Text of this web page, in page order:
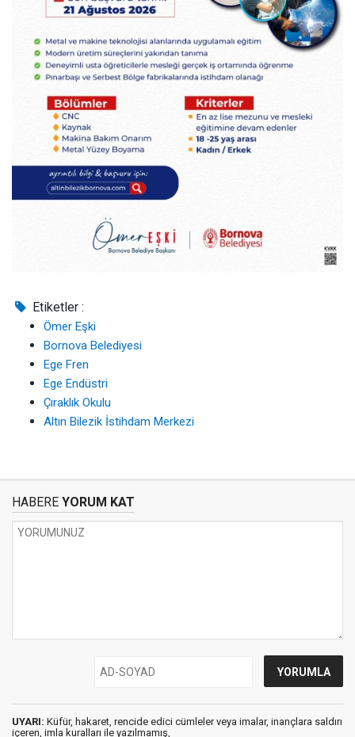
Etiketler :
Ömer Eşki
Bornova Belediyesi
Ege Fren
Ege Endüstri
Çıraklık Okulu
Altın Bilezik İstihdam Merkezi
HABERE YORUM KAT
UYARI: Küfür, hakaret, rencide edici cümleler veya imalar, inançlara saldırı
içeren, imla kuralları ile yazılmamış,